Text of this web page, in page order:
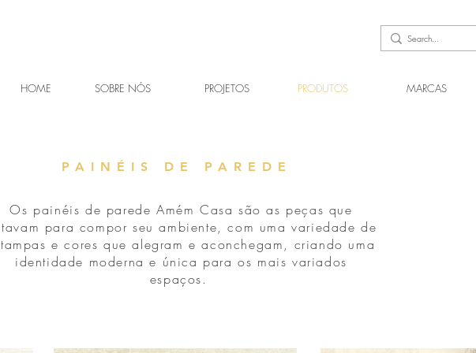
HOME SOBRE NÓS PROJETOS PRODUTOS MARCAS
PAINÉIS DE PAREDE
Os painéis de parede Amém Casa são as peças que
para compor seu ambiente, com uma variedade de
e cores que alegram e aconchegam, criando uma
identidade moderna e única para os mais variados
espaços.